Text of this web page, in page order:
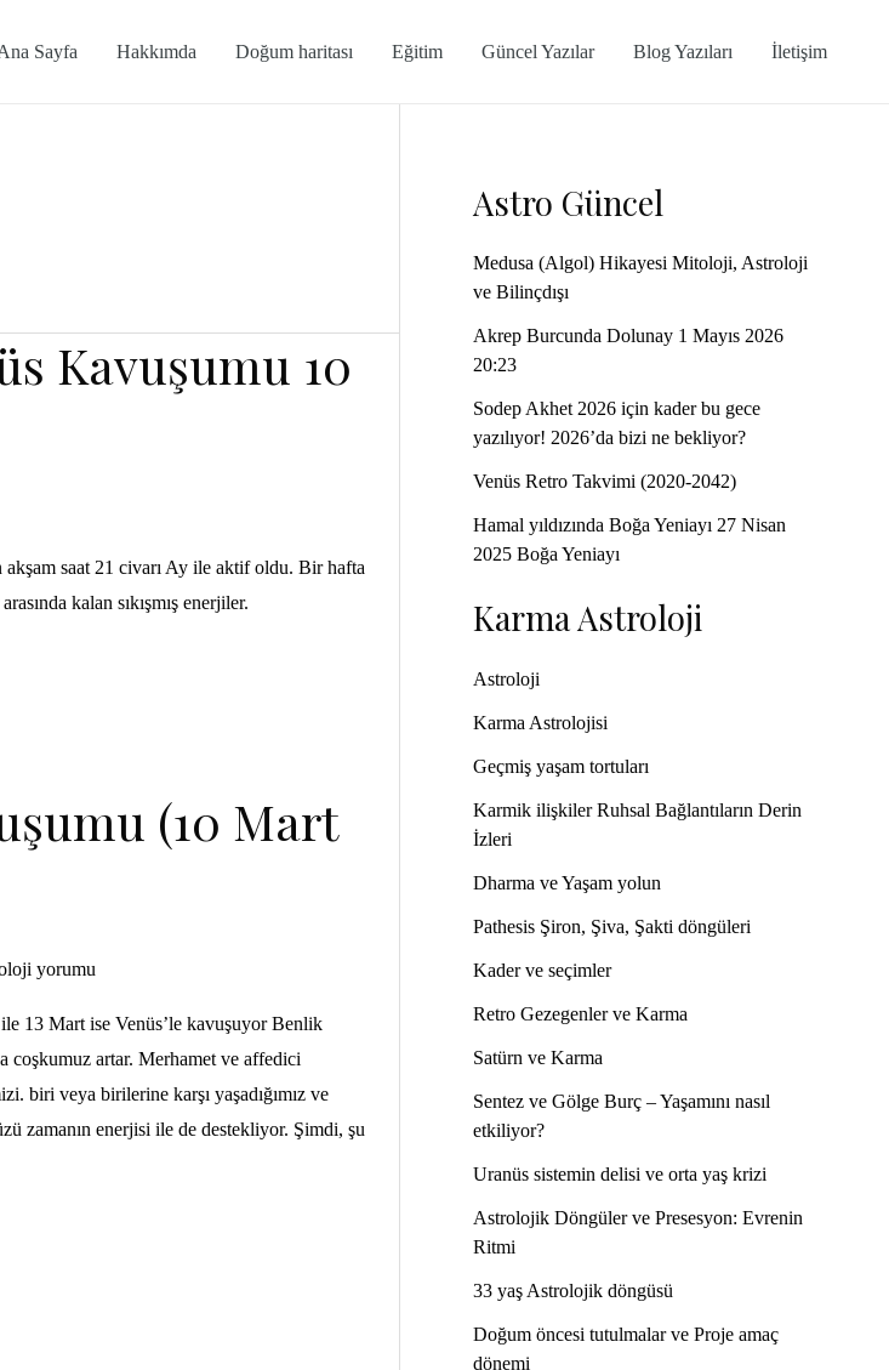
Sayfa Hakkımda Doğum haritası Eğitim Güncel Yazılar Blog Yazıları İletişim
Kavuşumu 10
saat 21 civarı Ay ile aktif oldu. Bir hafta
kalan sıkışmış enerjiler.
(10 Mart
yorumu
13 Mart ise Venüs’le kavuşuyor Benlik
coşkumuz artar. Merhamet ve affedici
biri veya birilerine karşı yaşadığımız ve
zamanın enerjisi ile de destekliyor. Şimdi, şu
Astro Güncel
Medusa (Algol) Hikayesi Mitoloji, Astroloji
ve Bilinçdışı
Akrep Burcunda Dolunay 1 Mayıs 2026
20:23
Sodep Akhet 2026 için kader bu gece
yazılıyor! 2026’da bizi ne bekliyor?
Venüs Retro Takvimi (2020-2042)
Hamal yıldızında Boğa Yeniayı 27 Nisan
2025 Boğa Yeniayı
Karma Astroloji
Astroloji
Karma Astrolojisi
Geçmiş yaşam tortuları
Karmik ilişkiler Ruhsal Bağlantıların Derin
İzleri
Dharma ve Yaşam yolun
Pathesis Şiron, Şiva, Şakti döngüleri
Kader ve seçimler
Retro Gezegenler ve Karma
Satürn ve Karma
Sentez ve Gölge Burç – Yaşamını nasıl
etkiliyor?
Uranüs sistemin delisi ve orta yaş krizi
Astrolojik Döngüler ve Presesyon: Evrenin
Ritmi
33 yaş Astrolojik döngüsü
Doğum öncesi tutulmalar ve Proje amaç
dönemi